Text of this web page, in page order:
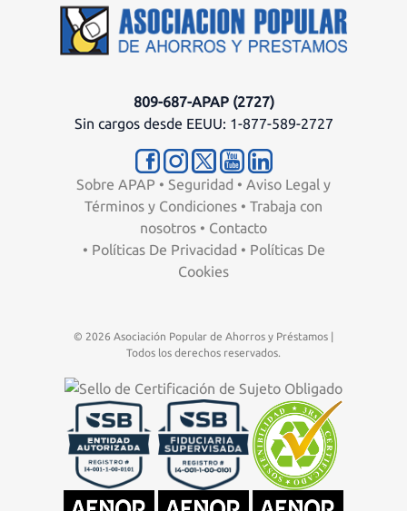
809-687-APAP (2727)
Sin cargos desde EEUU: 1-877-589-2727
Sobre APAP • Seguridad • Aviso Legal y
Términos y Condiciones • Trabaja con
nosotros • Contacto
• Políticas De Privacidad • Políticas De
Cookies
© 2026 Asociación Popular de Ahorros y Préstamos |
Todos los derechos reservados.